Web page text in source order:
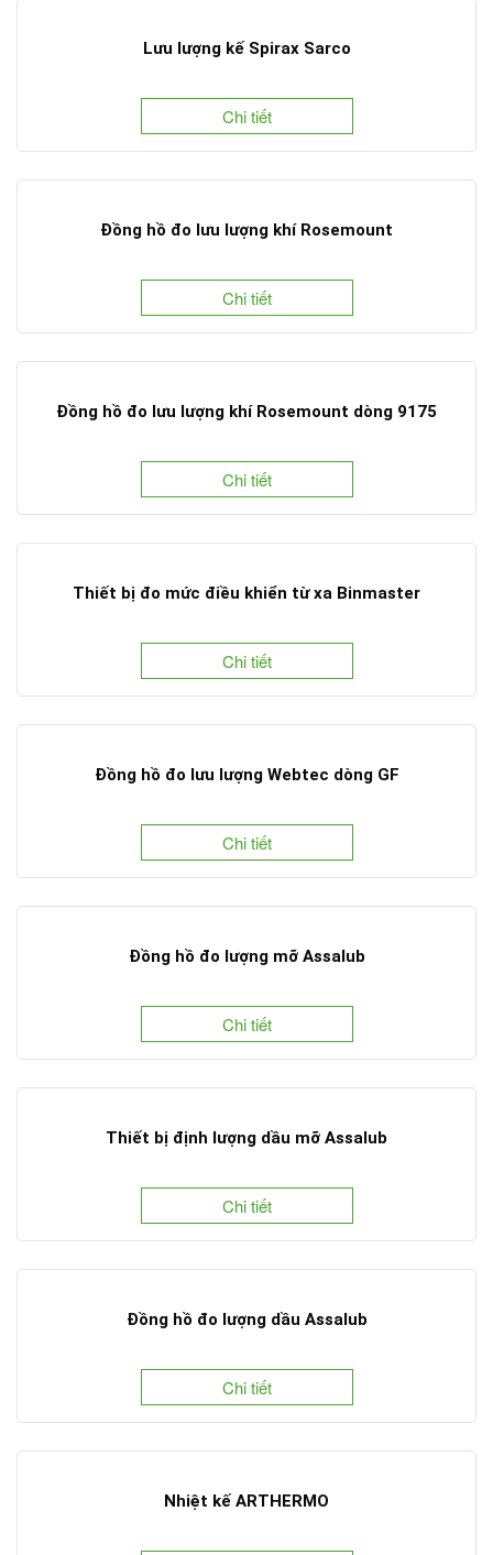
Lưu lượng kế Spirax Sarco
Chi tiết
Đồng hồ đo lưu lượng khí Rosemount
Chi tiết
Đồng hồ đo lưu lượng khí Rosemount dòng 9175
Chi tiết
Thiết bị đo mức điều khiển từ xa Binmaster
Chi tiết
Đồng hồ đo lưu lượng Webtec dòng GF
Chi tiết
Đồng hồ đo lượng mỡ Assalub
Chi tiết
Thiết bị định lượng dầu mỡ Assalub
Chi tiết
Đồng hồ đo lượng dầu Assalub
Chi tiết
Nhiệt kế ARTHERMO